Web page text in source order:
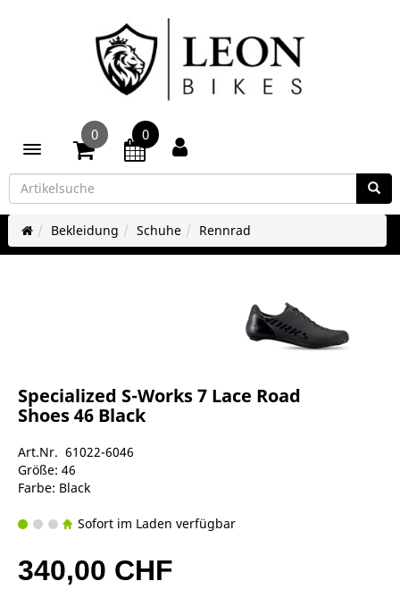
Toggle navigation
0 0
Bekleidung Schuhe Rennrad
Specialized S-Works 7 Lace Road
Shoes 46 Black
Art.Nr. 61022-6046
Größe: 46
Farbe: Black
Sofort im Laden verfügbar
340,00 CHF